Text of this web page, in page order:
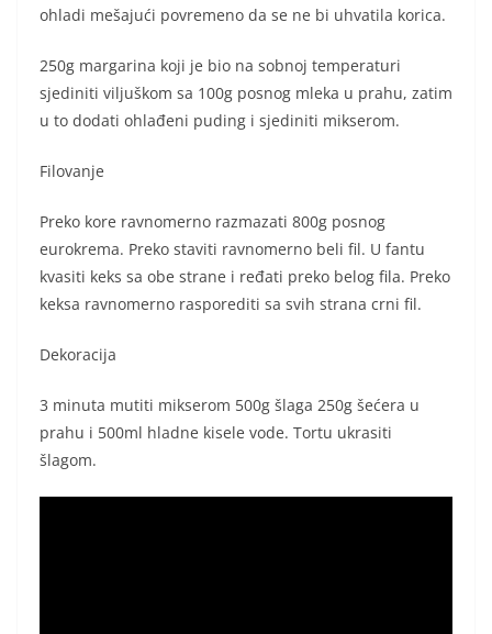
ohladi mešajući povremeno da se ne bi uhvatila korica.
250g margarina koji je bio na sobnoj temperaturi
sjediniti viljuškom sa 100g posnog mleka u prahu, zatim
u to dodati ohlađeni puding i sjediniti mikserom.
Filovanje
Preko kore ravnomerno razmazati 800g posnog
eurokrema. Preko staviti ravnomerno beli fil. U fantu
kvasiti keks sa obe strane i ređati preko belog fila. Preko
keksa ravnomerno rasporediti sa svih strana crni fil.
Dekoracija
3 minuta mutiti mikserom 500g šlaga 250g šećera u
prahu i 500ml hladne kisele vode. Tortu ukrasiti
šlagom.